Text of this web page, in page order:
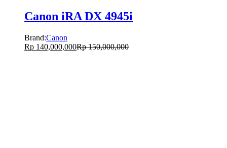
Canon iRA DX 4945i
Brand:Canon
Rp 140,000,000Rp150,000,000